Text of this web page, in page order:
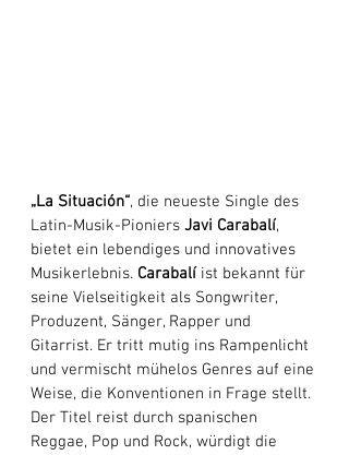
„La Situación“, die neueste Single des
Latin-Musik-Pioniers Javi Carabalí,
bietet ein lebendiges und innovatives
Musikerlebnis. Carabalí ist bekannt für
seine Vielseitigkeit als Songwriter,
Produzent, Sänger, Rapper und
Gitarrist. Er tritt mutig ins Rampenlicht
und vermischt mühelos Genres auf eine
Weise, die Konventionen in Frage stellt.
Der Titel reist durch spanischen
Reggae, Pop und Rock, würdigt die